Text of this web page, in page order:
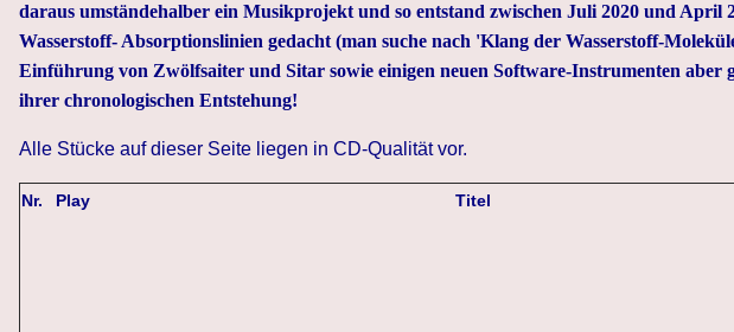
daraus umständehalber ein Musikprojekt und so entstand zwischen Juli 2020 und
Wasserstoff- Absorptionslinien gedacht (man suche nach 'Klang der Wasserstoff-
Einführung von Zwölfsaiter und Sitar sowie einigen neuen Software-Instrumenten aber
ihrer chronologischen Entstehung!
Alle Stücke auf dieser Seite liegen in CD-Qualität vor.
Nr. Play Titel